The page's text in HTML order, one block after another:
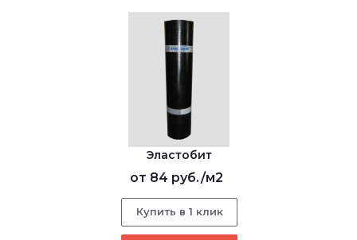
Эластобит
от 84 руб./м2
Купить в 1 клик